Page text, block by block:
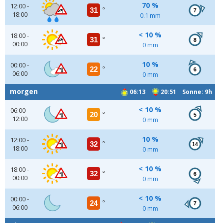
12:00 -
18:00
31 °
70 %
0.1 mm
7
18:00 -
00:00
31 °
< 10 %
0 mm
8
00:00 -
06:00
22 °
10 %
0 mm
6
06:13 20:51 Sonne: 9h
morgen
06:00 -
12:00
20 °
< 10 %
0 mm
5
12:00 -
18:00
32 °
10 %
0 mm
14
18:00 -
00:00
32 °
< 10 %
0 mm
6
00:00 -
06:00
24 °
< 10 %
0 mm
7